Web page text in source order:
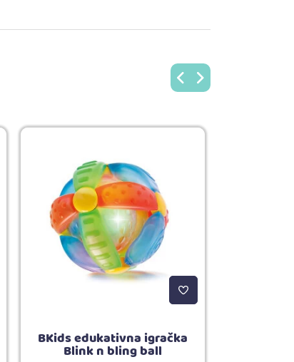
BKids edukativna igračka
Blink n bling ball